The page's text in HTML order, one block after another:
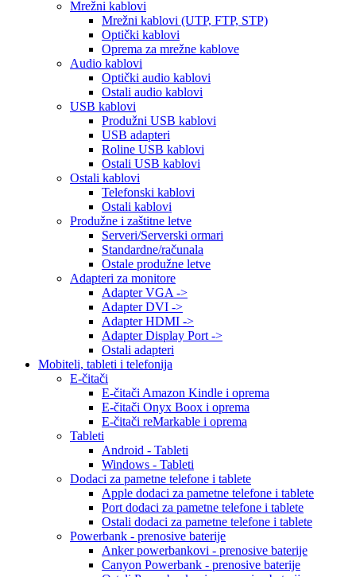
Mrežni kablovi
Mrežni kablovi (UTP, FTP, STP)
Optički kablovi
Oprema za mrežne kablove
Audio kablovi
Optički audio kablovi
Ostali audio kablovi
USB kablovi
Produžni USB kablovi
USB adapteri
Roline USB kablovi
Ostali USB kablovi
Ostali kablovi
Telefonski kablovi
Ostali kablovi
Produžne i zaštitne letve
Serveri/Serverski ormari
Standardne/računala
Ostale produžne letve
Adapteri za monitore
Adapter VGA ->
Adapter DVI ->
Adapter HDMI ->
Adapter Display Port ->
Ostali adapteri
Mobiteli, tableti i telefonija
E-čitači
E-čitači Amazon Kindle i oprema
E-čitači Onyx Boox i oprema
E-čitači reMarkable i oprema
Tableti
Android - Tableti
Windows - Tableti
Dodaci za pametne telefone i tablete
Apple dodaci za pametne telefone i tablete
Port dodaci za pametne telefone i tablete
Ostali dodaci za pametne telefone i tablete
Powerbank - prenosive baterije
Anker powerbankovi - prenosive baterije
Canyon Powerbank - prenosive baterije